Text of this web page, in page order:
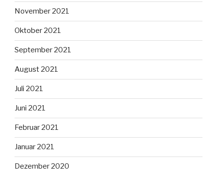
November 2021
Oktober 2021
September 2021
August 2021
Juli 2021
Juni 2021
Februar 2021
Januar 2021
Dezember 2020